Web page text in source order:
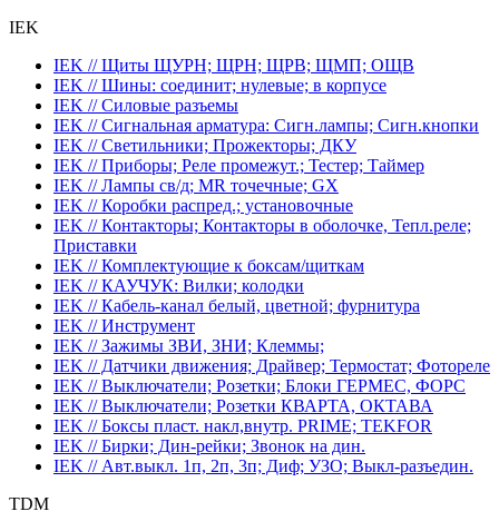
IEK
IEK // Щиты ЩУРН; ЩРН; ЩРВ; ЩМП; ОЩВ
IEK // Шины: соединит; нулевые; в корпусе
IEK // Силовые разъемы
IEK // Сигнальная арматура: Сигн.лампы; Сигн.кнопки
IEK // Светильники; Прожекторы; ДКУ
IEK // Приборы; Реле промежут.; Тестер; Таймер
IEK // Лампы св/д; MR точечные; GX
IEK // Коробки распред.; установочные
IEK // Контакторы; Контакторы в оболочке, Тепл.реле;
Приставки
IEK // Комплектующие к боксам/щиткам
IEK // КАУЧУК: Вилки; колодки
IEK // Кабель-канал белый, цветной; фурнитура
IEK // Инструмент
IEK // Зажимы ЗВИ, ЗНИ; Клеммы;
IEK // Датчики движения; Драйвер; Термостат; Фотореле
IEK // Выключатели; Розетки; Блоки ГЕРМЕС, ФОРС
IEK // Выключатели; Розетки КВАРТА, ОКТАВА
IEK // Боксы пласт. накл,внутр. PRIME; TEKFOR
IEK // Бирки; Дин-рейки; Звонок на дин.
IEK // Авт.выкл. 1п, 2п, 3п; Диф; УЗО; Выкл-разъедин.
TDM